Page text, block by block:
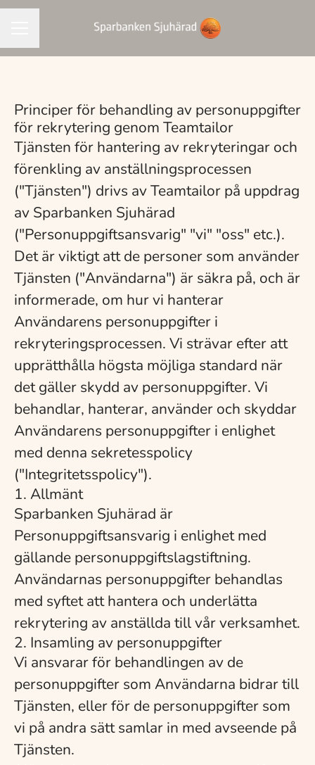
Principer för behandling av personuppgifter
för rekrytering genom Teamtailor
Tjänsten för hantering av rekryteringar och
förenkling av anställningsprocessen
("Tjänsten") drivs av Teamtailor på uppdrag
av Sparbanken Sjuhärad
("Personuppgiftsansvarig" "vi" "oss" etc.).
Det är viktigt att de personer som använder
Tjänsten ("Användarna") är säkra på, och är
informerade, om hur vi hanterar
Användarens personuppgifter i
rekryteringsprocessen. Vi strävar efter att
upprätthålla högsta möjliga standard när
det gäller skydd av personuppgifter. Vi
behandlar, hanterar, använder och skyddar
Användarens personuppgifter i enlighet
med denna sekretesspolicy
("Integritetsspolicy").
1. Allmänt
Sparbanken Sjuhärad är
Personuppgiftsansvarig i enlighet med
gällande personuppgiftslagstiftning.
Användarnas personuppgifter behandlas
med syftet att hantera och underlätta
rekrytering av anställda till vår verksamhet.
2. Insamling av personuppgifter
Vi ansvarar för behandlingen av de
personuppgifter som Användarna bidrar till
Tjänsten, eller för de personuppgifter som
vi på andra sätt samlar in med avseende på
Tjänsten.